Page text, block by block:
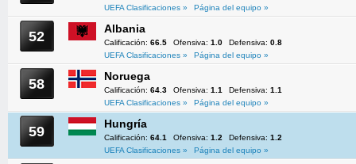
UEFA Clasificaciones »
Página del equipo »
52 Albania
Calificación: 66.5 Ofensiva: 1.0 Defensiva: 0.8
UEFA Clasificaciones »
Página del equipo »
58 Noruega
Calificación: 64.3 Ofensiva: 1.1 Defensiva: 1.1
UEFA Clasificaciones »
Página del equipo »
59 Hungría
Calificación: 64.1 Ofensiva: 1.2 Defensiva: 1.2
UEFA Clasificaciones »
Página del equipo »